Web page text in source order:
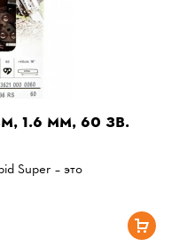
1.6 ММ, 60 ЗВ.
Super – это